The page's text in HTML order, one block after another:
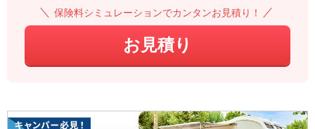
保険料シミュレーションでカンタンお見積り！
お見積り